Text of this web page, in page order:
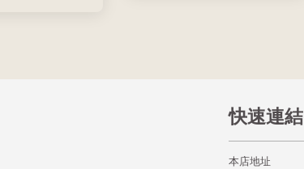
快速連結
本店地址